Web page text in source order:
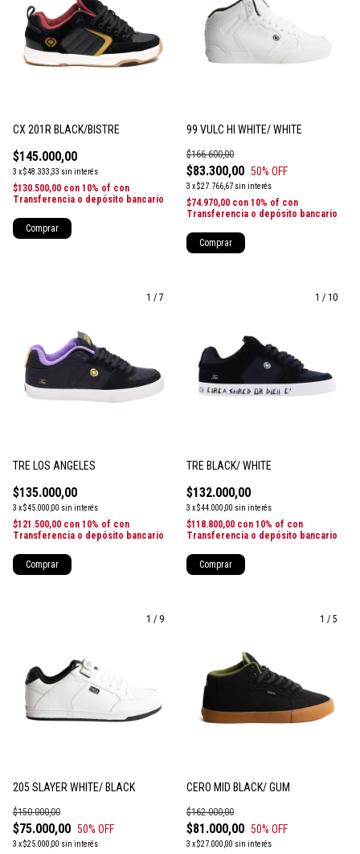
CX 201R BLACK/BISTRE
$145.000,00
3 x$48.333,33 sin interés
$130.500,00 con 10% of con
Transferencia o depósito bancario
Comprar
99 VULC HI WHITE/ WHITE
$83.300,00
$166.600,00
50% OFF
3 x$27.766,67 sin interés
$74.970,00 con 10% of con
Transferencia o depósito bancario
Comprar
1 / 7
TRE LOS ANGELES
$135.000,00
3 x$45.000,00 sin interés
$121.500,00 con 10% of con
Transferencia o depósito bancario
Comprar
1 / 10
TRE BLACK/ WHITE
$132.000,00
3 x$44.000,00 sin interés
$118.800,00 con 10% of con
Transferencia o depósito bancario
Comprar
1 / 9
205 SLAYER WHITE/ BLACK
$75.000,00
$150.000,00
50% OFF
3 x$25.000,00 sin interés
1 / 5
CERO MID BLACK/ GUM
$81.000,00
$162.000,00
50% OFF
3 x$27.000,00 sin interés